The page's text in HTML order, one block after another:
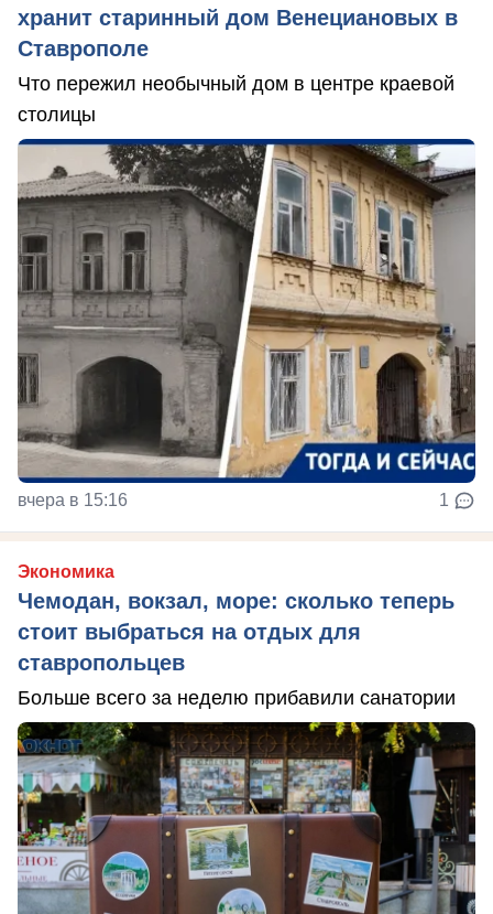
хранит старинный дом Венециановых в
Ставрополе
Что пережил необычный дом в центре краевой
столицы
вчера в 15:16 1
Экономика
Чемодан, вокзал, море: сколько теперь
стоит выбраться на отдых для
ставропольцев
Больше всего за неделю прибавили санатории